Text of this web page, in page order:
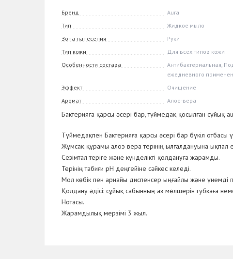
Бренд
Aura
Тип
Жидкое мыло
Зона нанесения
Руки
Тип кожи
Для всех типов кожи
Особенности состава
Антибактериальная,
ежедневного
Эффект
Очищение
Аромат
Алое-вера
Бактерияға қарсы әсері бар, түймедақ қосылған сұйық
Түймедақпен Бактерияға қарсы әсері бар бүкіл отбасы
Жұмсақ құрамы алоэ вера терінің ылғалдануына ықпал
Сезімтал теріге және күнделікті қолдануға жарамды.
Терінің табиғи рН деңгейіне сәйкес келеді.
Мол көбік пен арнайы диспенсер ыңғайлы және үнемді
Қолдану әдісі: сұйық сабынның аз мөлшерін губкаға
Нотасы.
Жарамдылық мерзімі 3 жыл.